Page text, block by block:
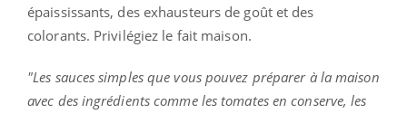
épaississants, des exhausteurs de goût et des
colorants. Privilégiez le fait maison.
"Les sauces simples que vous pouvez préparer à la maison
avec des ingrédients comme les tomates en conserve, les